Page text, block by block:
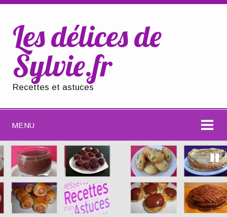
Les délices de
Sylvie.fr
Recettes et astuces
MENU